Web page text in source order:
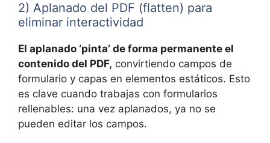
2) Aplanado del PDF (flatten) para
eliminar interactividad
El aplanado ‘pinta’ de forma permanente el
contenido del PDF, convirtiendo campos de
formulario y capas en elementos estáticos. Esto
es clave cuando trabajas con formularios
rellenables: una vez aplanados, ya no se
pueden editar los campos.